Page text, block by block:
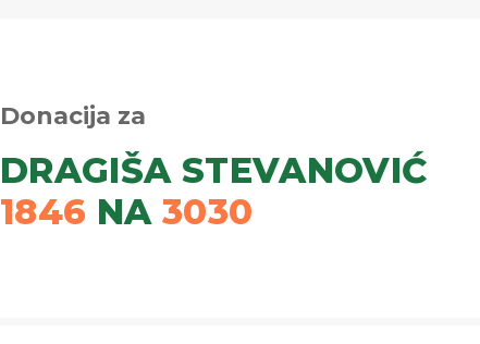
Donacija za
DRAGIŠA STEVANOVIĆ
1846 NA 3030